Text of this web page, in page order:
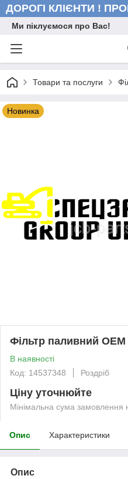
ДОРОГІ КЛІЄНТИ !
Ми піклуємося про Вас!
Товари та послуги
Новинка
Фільтр паливний OEM
В наявності
Код: 14537348
Роздріб
Ціну уточнюйте
Мінімальна сума замовлення
Опис Характеристики
Опис